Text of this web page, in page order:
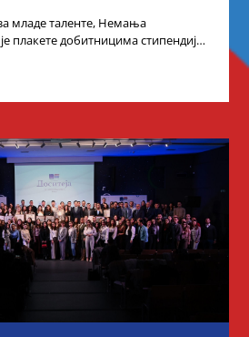
младе таленте, Немања
плакете добитницима стипендије